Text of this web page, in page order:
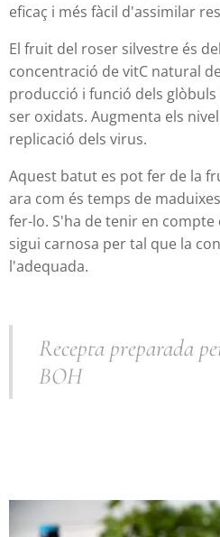
eficaç i més fàcil d'assimilar
El fruit del roser silvestre és
concentració de vitC natural
producció i funció dels
ser oxidats. Augmenta els
replicació dels virus.
Aquest batut es pot fer de la
ara com és temps de
fer-lo. S'ha de tenir en
sigui carnosa per tal que la
l'adequada.
Recepta preparada
BOH